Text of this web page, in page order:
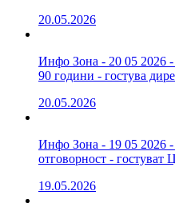
20.05.2026
Инфо Зона - 20 05 2026 -
90 години - гостува
20.05.2026
Инфо Зона - 19 05 2026
отговорност - гостуват
19.05.2026